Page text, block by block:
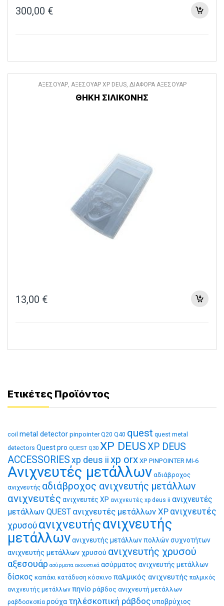
300,00 €
ΑΞΕΣΟΥΑΡ, ΑΞΕΣΟΥΑΡ XP DEUS, ΔΙΑΦΟΡΑ ΑΞΕΣΟΥΑΡ
ΘΗΚΗ ΣΙΛΙΚΟΝΗΣ
13,00 €
Ετικέτες Προϊόντος
coil metal detector pinpointer Q20 Q40 quest quest metal
detectors Quest pro QUEST Q30 XP DEUSXP DEUS
ACCESSORIES xp deus ii xp orx XP PINPOINTER MI-6
Ανιχνευτές μετάλλων αδιάβροχος
ανιχνευτής αδιάβροχος ανιχνευτής μετάλλων
ανιχνευτές ανιχνευτές XP ανιχνευτές xp deus ii ανιχνευτές
μετάλλων QUEST ανιχνευτές μετάλλων XP ανιχνευτές
χρυσού ανιχνευτήςανιχνευτής
μετάλλωνανιχνευτής μετάλλων πολλών συχνοτήτων
ανιχνευτής μετάλλων χρυσού ανιχνευτής χρυσού
αξεσουάρ ασύρματα ακουστικά ασύρματος ανιχνευτής μετάλλων
δίσκος καπάκι κατάδυση κόσκινο παλμικός ανιχνευτής παλμικός
ανιχνευτής μετάλλων πηνίο ράβδος ανιχνευτή μετάλλων
ραβδοσκοπία ρούχα τηλέσκοπική ράβδοςυποβρύχιος